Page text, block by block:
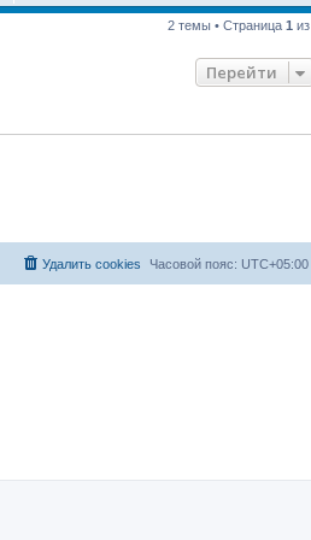
2 темы • Страница 1 из
Перейти
Часовой пояс: UTC+05:00
Удалить cookies